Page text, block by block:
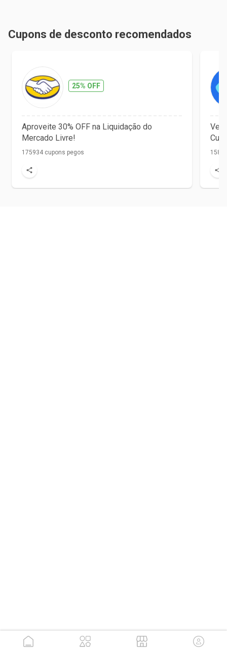
Cupons de desconto recomendados
25% OFF
Aproveite 30% OFF na Liquidação do
Mercado Livre!
175934 cupons pegos
Vet
1584